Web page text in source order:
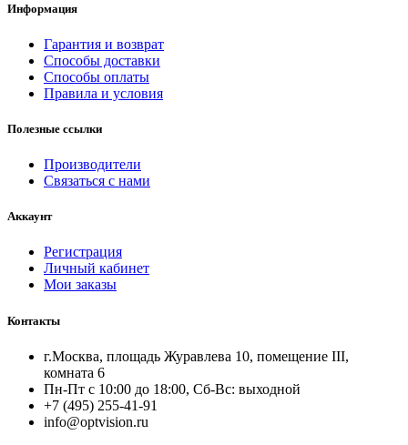
Информация
Гарантия и возврат
Способы доставки
Способы оплаты
Правила и условия
Полезные ссылки
Производители
Связаться с нами
Аккаунт
Регистрация
Личный кабинет
Мои заказы
Контакты
г.Москва, площадь Журавлева 10, помещение III,
комната 6
Пн-Пт с 10:00 до 18:00, Сб-Вс: выходной
+7 (495) 255-41-91
info@optvision.ru